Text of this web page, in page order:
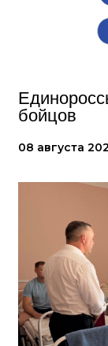
бойцов
08 августа